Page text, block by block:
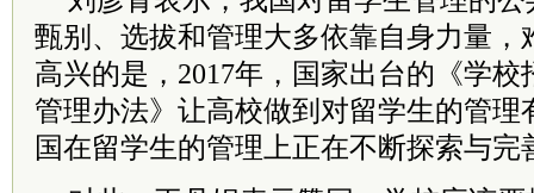
甄别、选拔和管理大多依靠自身力量，
高兴的是，2017年，国家出台的《学
管理办法》让高校做到对留学生的管理
国在留学生的管理上正在不断探索与完